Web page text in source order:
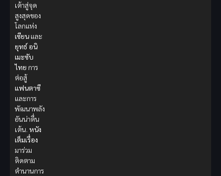
เต้าสู่จุด
สูงสุดของ
โลกแห่ง
เซียน และ
ยุทธ์ อนิ
เมะซับ
ไทย การ
ต่อสู้
แฟนตาซี
และการ
พัฒนาพลัง
อันน่าตื่น
เต้น. หนัง
เต็มเรื่อง
มาร่วม
ติดตาม
ตำนานการ